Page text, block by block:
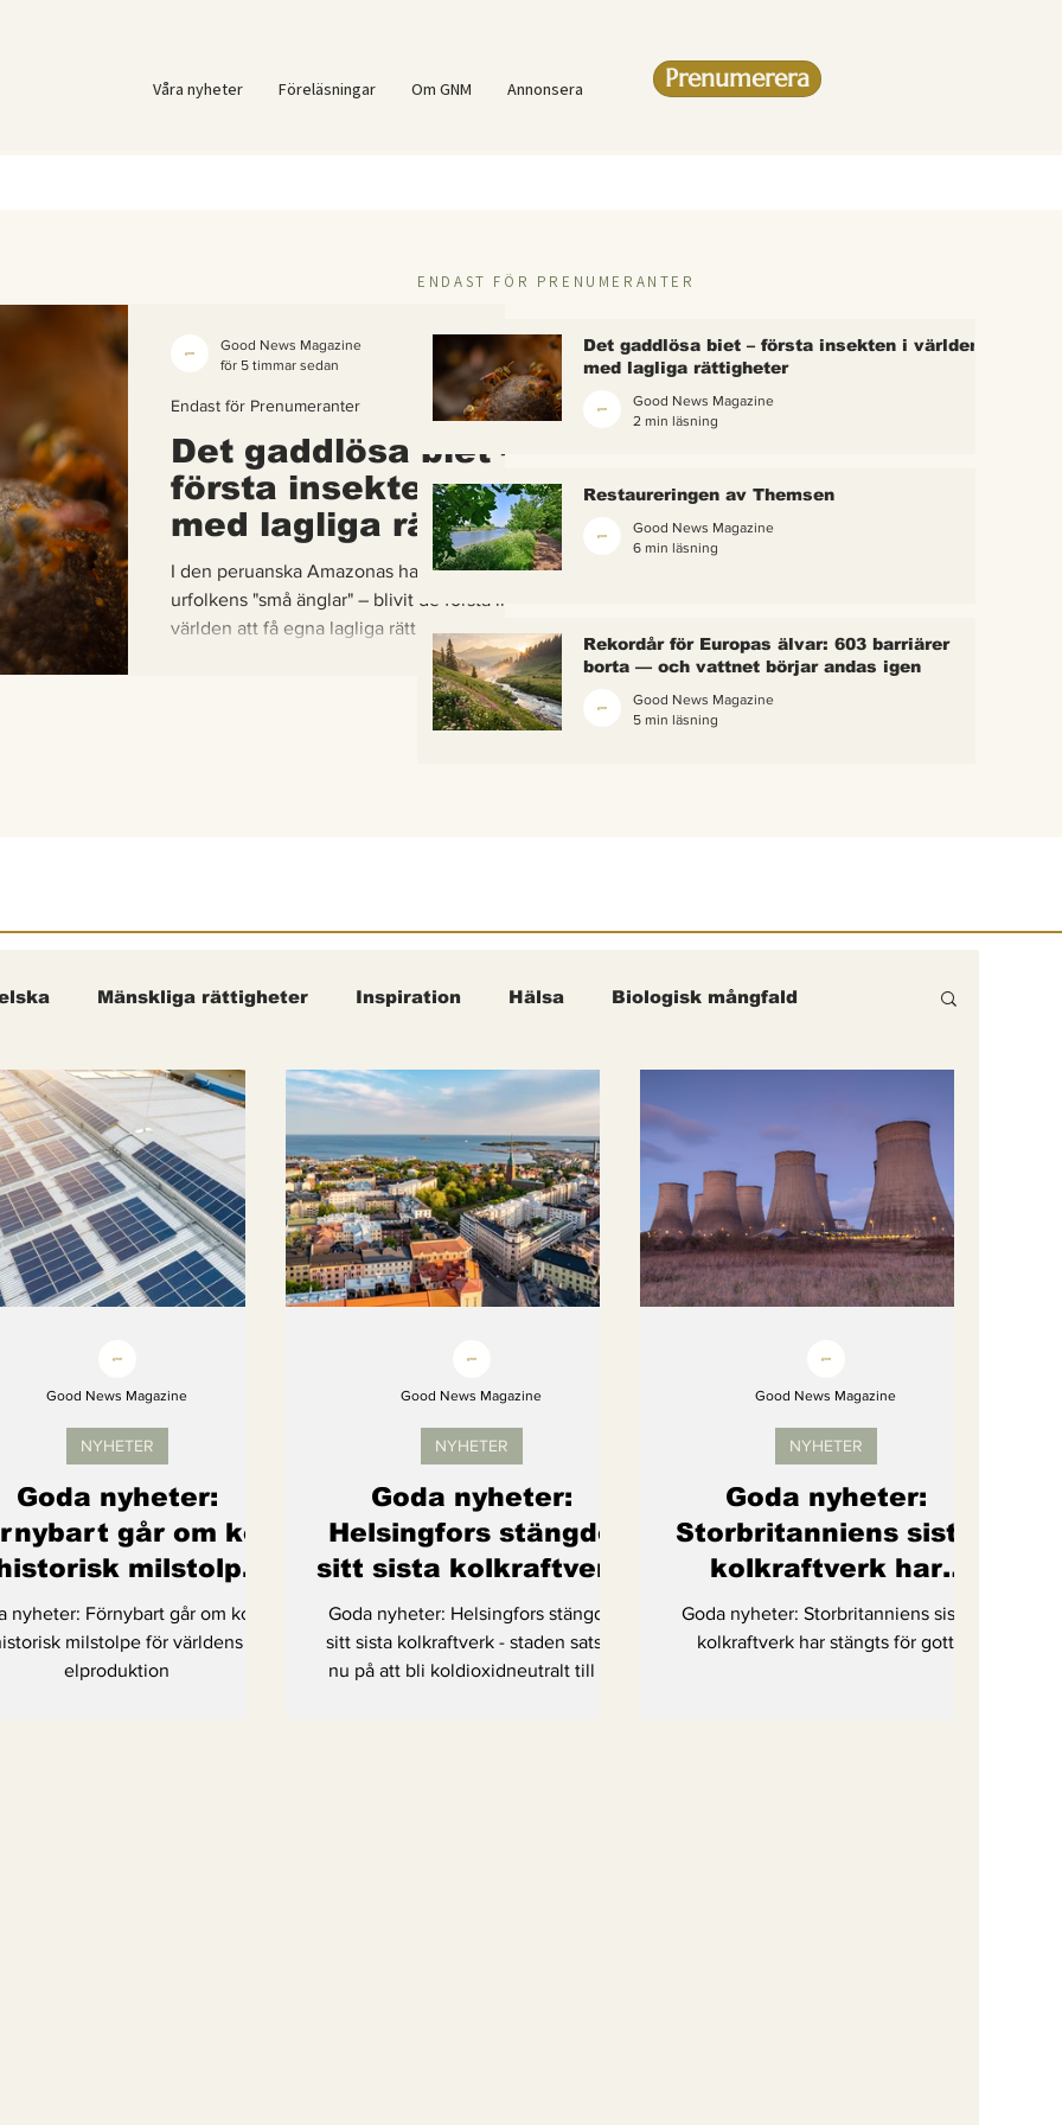
Våra nyheter Föreläsningar Om GNM Annonsera Prenumerera
Det gaddlösa biet –
första insekten i världen
med lagliga rättigheter
I den peruanska Amazonas har de gaddlösa bina –
urfolkens "små änglar" – blivit de första insekterna i
världen att få egna lagliga rättigheter. En berättelse
om hur vetenskap, urfolkskunskap och juridik gick
samman för att skydda regnskogens minsta
Endast för Prenumeranter
Good News Magazine
för 5 timmar sedan
ENDAST FÖR PRENUMERANTER
Det gaddlösa biet – första insekten i världen
med lagliga rättigheter
Good News Magazine
2 min läsning
Restaureringen av Themsen
Good News Magazine
6 min läsning
Rekordår för Europas älvar: 603 barriärer
borta — och vattnet börjar andas igen
Good News Magazine
5 min läsning
Mänskliga rättigheter Inspiration Hälsa Biologisk mångfald
Kvinnors rättigheter Klimatmål Förnybar energi Artikel
Videoklipp Framsteg Arter som återhämtar sig
Goda nyheter:
går om kol
milstolpe
för världens
elproduktion
nyheter: Förnybart går om kol –
milstolpe för världens
elproduktion
NYHETER
Good News Magazine
Goda nyheter:
Helsingfors stängde
sitt sista kolkraftverk
Goda nyheter: Helsingfors stängde
sitt sista kolkraftverk - staden satsar
nu på att bli koldioxidneutralt till år
NYHETER
Good News Magazine
Goda nyheter:
Storbritanniens sista
kolkraftverk har
stängts för gott
Goda nyheter: Storbritanniens sista
kolkraftverk har stängts för gott
NYHETER
Good News Magazine